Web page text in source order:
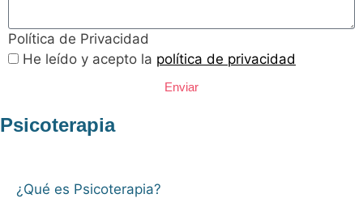
Política de Privacidad
He leído y acepto la política de privacidad
Enviar
Psicoterapia
¿Qué es Psicoterapia?